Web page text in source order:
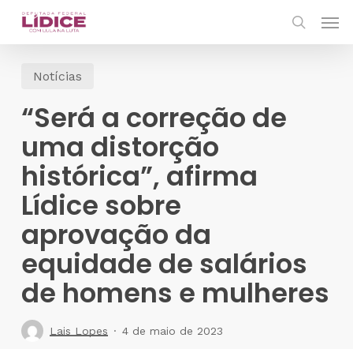
Skip
contentNotícias
“Será a correção de
uma distorção
histórica”, afirma
Lídice sobre
aprovação da
equidade de salários
de homens e mulheres
Lais Lopes 4 de maio de 2023